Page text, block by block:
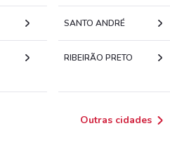
SANTO ANDRÉ
RIBEIRÃO PRETO
Outras cidades